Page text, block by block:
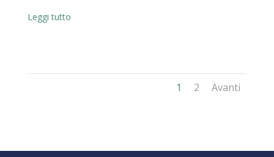
Leggi tutto
1 2 Avanti